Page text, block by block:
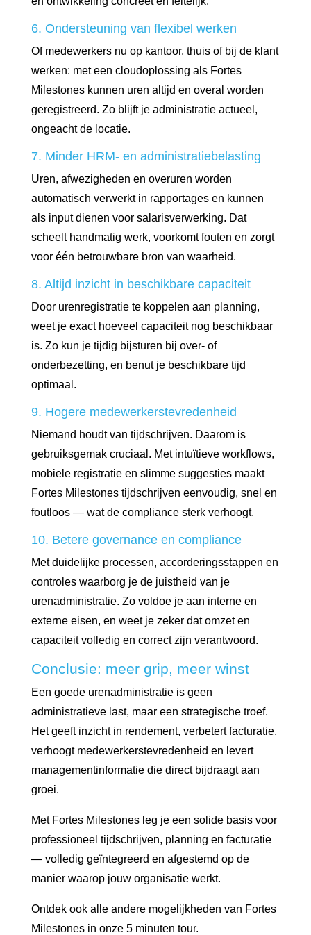
6. Ondersteuning van flexibel werken
Of medewerkers nu op kantoor, thuis of bij de klant
werken: met een cloudoplossing als Fortes
Milestones kunnen uren altijd en overal worden
geregistreerd. Zo blijft je administratie actueel,
ongeacht de locatie.
7. Minder HRM- en administratiebelasting
Uren, afwezigheden en overuren worden
automatisch verwerkt in rapportages en kunnen
als input dienen voor salarisverwerking. Dat
scheelt handmatig werk, voorkomt fouten en zorgt
voor één betrouwbare bron van waarheid.
8. Altijd inzicht in beschikbare capaciteit
Door urenregistratie te koppelen aan planning,
weet je exact hoeveel capaciteit nog beschikbaar
is. Zo kun je tijdig bijsturen bij over- of
onderbezetting, en benut je beschikbare tijd
optimaal.
9. Hogere medewerkerstevredenheid
Niemand houdt van tijdschrijven. Daarom is
gebruiksgemak cruciaal. Met intuïtieve workflows,
mobiele registratie en slimme suggesties maakt
Fortes Milestones tijdschrijven eenvoudig, snel en
foutloos — wat de compliance sterk verhoogt.
10. Betere governance en compliance
Met duidelijke processen, accorderingsstappen en
controles waarborg je de juistheid van je
urenadministratie. Zo voldoe je aan interne en
externe eisen, en weet je zeker dat omzet en
capaciteit volledig en correct zijn verantwoord.
Conclusie: meer grip, meer winst
Een goede urenadministratie is geen
administratieve last, maar een strategische troef.
Het geeft inzicht in rendement, verbetert facturatie,
verhoogt medewerkerstevredenheid en levert
managementinformatie die direct bijdraagt aan
groei.
Met Fortes Milestones leg je een solide basis voor
professioneel tijdschrijven, planning en facturatie
— volledig geïntegreerd en afgestemd op de
manier waarop jouw organisatie werkt.
Ontdek ook alle andere mogelijkheden van Fortes
Milestones in onze 5 minuten tour.